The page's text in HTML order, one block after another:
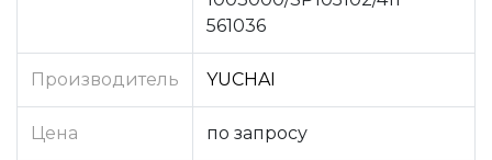
561036
Производитель YUCHAI
Цена по запросу